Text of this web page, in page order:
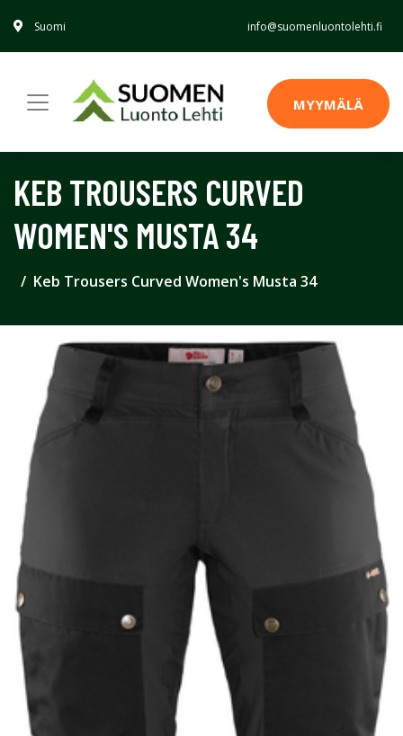
Suomi info@suomenluontolehti.fi
MYYMÄLÄ
KEB TROUSERS CURVED
WOMEN'S MUSTA 34
Keb Trousers Curved Women's Musta 34